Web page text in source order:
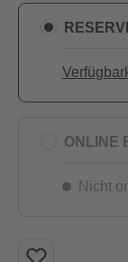
ONLINE
Nicht